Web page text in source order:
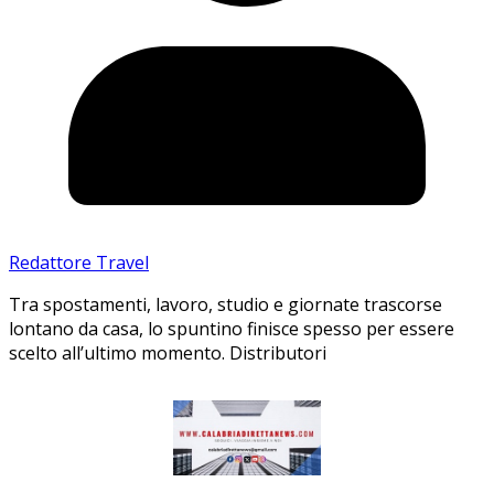
Redattore Travel
Tra spostamenti, lavoro, studio e giornate trascorse
lontano da casa, lo spuntino finisce spesso per essere
scelto all’ultimo momento. Distributori